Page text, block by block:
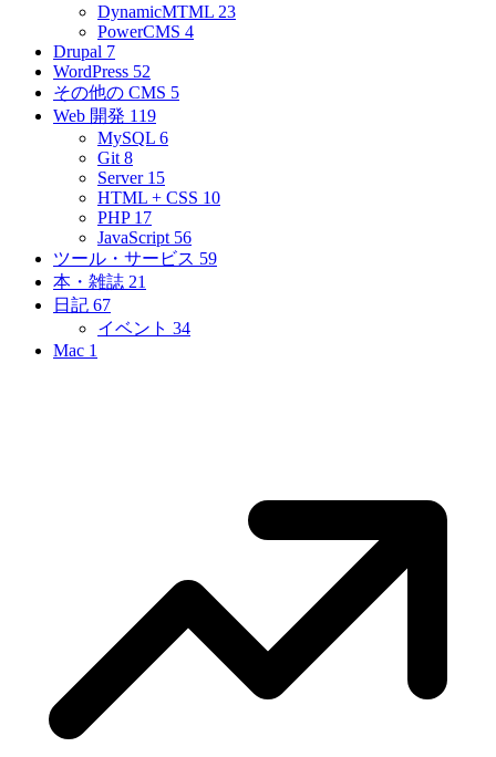
DynamicMTML 23
PowerCMS 4
Drupal 7
WordPress 52
その他の CMS 5
Web 開発 119
MySQL 6
Git 8
Server 15
HTML + CSS 10
PHP 17
JavaScript 56
ツール・サービス 59
本・雑誌 21
日記 67
イベント 34
Mac 1